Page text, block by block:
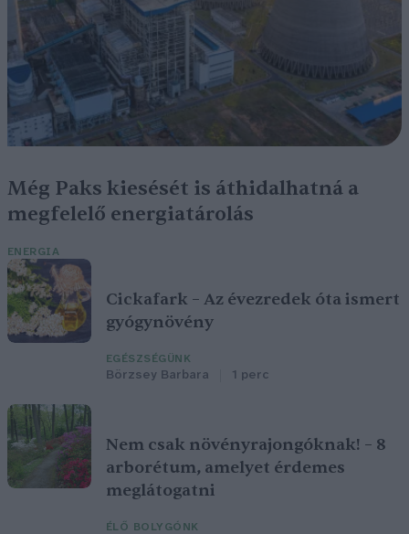
Még Paks kiesését is áthidalhatná a
megfelelő energiatárolás
ENERGIA
Cickafark – Az évezredek óta ismert
gyógynövény
EGÉSZSÉGÜNK
Börzsey Barbara 1 perc
Nem csak növényrajongóknak! – 8
arborétum, amelyet érdemes
meglátogatni
ÉLŐ BOLYGÓNK